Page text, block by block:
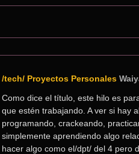
/tech/ Proyectos Personales
Como dice el título, este hilo es
que estén trabajando. A ver si hay
programando, crackeando,
simplemente aprendiendo algo
hacer algo como el/dpt/ del 4 pero